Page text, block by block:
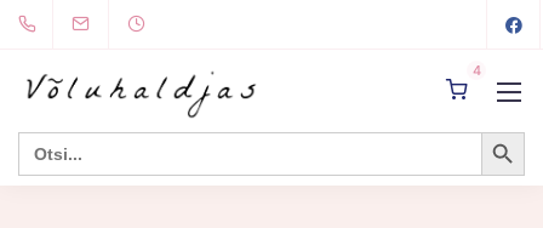
4
Search
for:
Search Button